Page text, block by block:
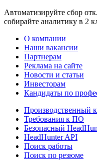
Автоматизируйте сбор
собирайте аналитику в 2
О компании
Наши вакансии
Партнерам
Реклама на сайте
Новости и статьи
Инвесторам
Кандидаты по
Производственный
Требования к ПО
Безопасный
HeadHunter API
Поиск работы
Поиск по резюме